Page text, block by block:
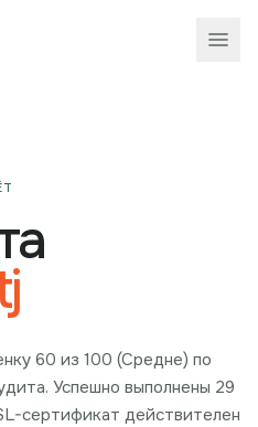
60 из 100 (Средне) по
Успешно выполнены 29
сертификат действителен